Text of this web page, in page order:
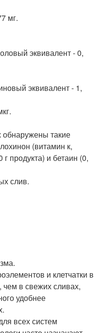
мг.
эквивалент - 0,
эквивалент - 1,
обнаружены такие
(витамин к,
продукта) и бетаин (0,
слив.
и клетчатки в
в свежих сливах,
удобнее
всех систем